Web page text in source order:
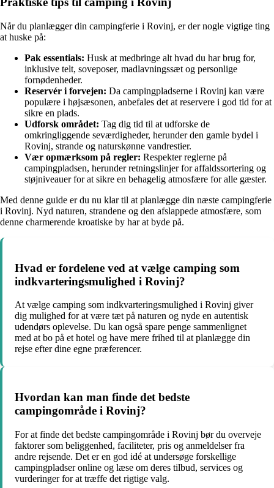
Når du planlægger din campingferie i Rovinj, er der nogle vigtige ting
at huske på:
Pak essentials: Husk at medbringe alt hvad du har brug for,
inklusive telt, soveposer, madlavningssæt og personlige
fornødenheder.
Reservér i forvejen: Da campingpladserne i Rovinj kan være
populære i højsæsonen, anbefales det at reservere i god tid for at
sikre en plads.
Udforsk området: Tag dig tid til at udforske de
omkringliggende seværdigheder, herunder den gamle bydel i
Rovinj, strande og naturskønne vandrestier.
Vær opmærksom på regler: Respekter reglerne på
campingpladsen, herunder retningslinjer for affaldssortering og
støjniveauer for at sikre en behagelig atmosfære for alle gæster.
Med denne guide er du nu klar til at planlægge din næste campingferie
i Rovinj. Nyd naturen, strandene og den afslappede atmosfære, som
denne charmerende kroatiske by har at byde på.
Hvad er fordelene ved at vælge camping som
indkvarteringsmulighed i Rovinj?
At vælge camping som indkvarteringsmulighed i Rovinj giver
dig mulighed for at være tæt på naturen og nyde en autentisk
udendørs oplevelse. Du kan også spare penge sammenlignet
med at bo på et hotel og have mere frihed til at planlægge din
rejse efter dine egne præferencer.
Hvordan kan man finde det bedste
campingområde i Rovinj?
For at finde det bedste campingområde i Rovinj bør du overveje
faktorer som beliggenhed, faciliteter, pris og anmeldelser fra
andre rejsende. Det er en god idé at undersøge forskellige
campingpladser online og læse om deres tilbud, services og
vurderinger for at træffe det rigtige valg.